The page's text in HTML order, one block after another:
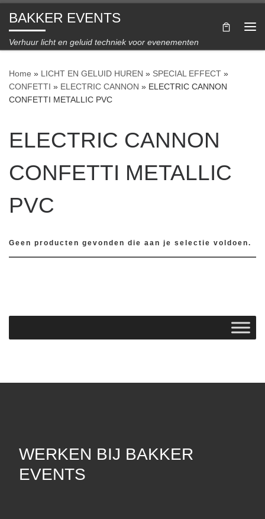
Ga naar inhoud
BAKKER EVENTS
Verhuur licht en geluid techniek voor evenementen
Home » LICHT EN GELUID HUREN » SPECIAL EFFECT »
CONFETTI » ELECTRIC CANNON » ELECTRIC CANNON
CONFETTI METALLIC PVC
ELECTRIC CANNON
CONFETTI METALLIC
PVC
Geen producten gevonden die aan je selectie voldoen.
WERKEN BIJ BAKKER
EVENTS